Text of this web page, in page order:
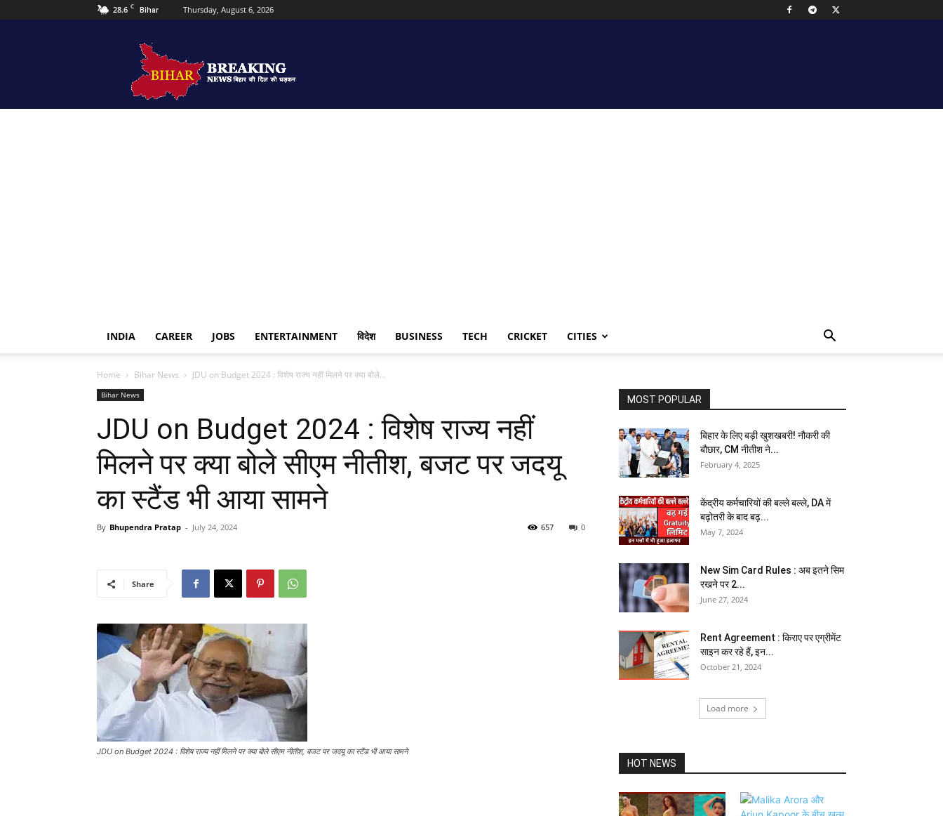
28.6 C Bihar Thursday, August 6, 2026
Breaking
news
INDIA CAREER JOBS ENTERTAINMENT विदेश BUSINESS TECH CRICKET CITIES
Home Bihar News JDU on Budget 2024 : विशेष राज्य नहीं मिलने पर क्या बोले...
Bihar News
JDU on Budget 2024 : विशेष राज्य नहीं
मिलने पर क्या बोले सीएम नीतीश, बजट पर जदयू
का स्टैंड भी आया सामने
By Bhupendra Pratap - July 24, 2024 0
657
Share
JDU on Budget 2024 : विशेष राज्य नहीं मिलने पर क्या बोले सीएम नीतीश, बजट पर जदयू का स्टैंड भी आया सामने
MOST POPULAR
बिहार के लिए बड़ी खुशखबरी! नौकरी की
बौछार, CM नीतीश ने...
February 4, 2025
केंद्रीय कर्मचार‍ियों की बल्ले बल्ले, DA में
बढ़ोतरी के बाद बढ़...
May 7, 2024
New Sim Card Rules : अब इतने सिम
रखने पर 2...
June 27, 2024
Rent Agreement : किराए पर एग्रीमेंट
साइन कर रहे हैं, इन...
October 21, 2024
Load more
HOT NEWS